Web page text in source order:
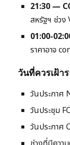
21:30 —
สหรัฐฯ ช่ว
01:00-
ราคาอาจ
วันที่ควรเฝ้า
วันประกาศ
วันประชุม
วันประกาศ